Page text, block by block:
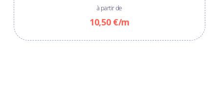
à partir de
10,50 €/m